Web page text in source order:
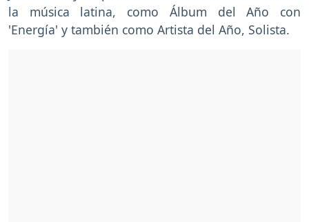
la música latina, como Álbum del Año con
'Energía' y también como Artista del Año, Solista.